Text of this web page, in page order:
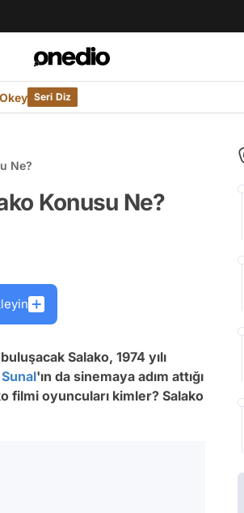
Seri Diz
Ne?
Konusu Ne?
Salako, 1974 yılı
'ın da sinemaya adım attığı
filmi oyuncuları kimler? Salako